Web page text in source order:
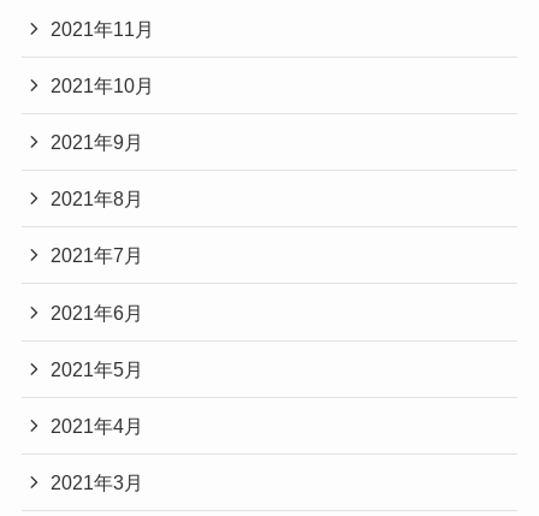
2021年11月
2021年10月
2021年9月
2021年8月
2021年7月
2021年6月
2021年5月
2021年4月
2021年3月